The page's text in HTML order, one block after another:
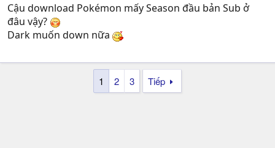
Cậu download Pokémon mấy Season đầu bản Sub ở
đâu vậy?
Dark muốn down nữa
1 2 3 Tiếp